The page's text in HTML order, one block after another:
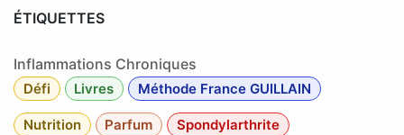
ÉTIQUETTES
Inflammations Chroniques
Défi Livres Méthode France GUILLAIN
Nutrition Parfum Spondylarthrite